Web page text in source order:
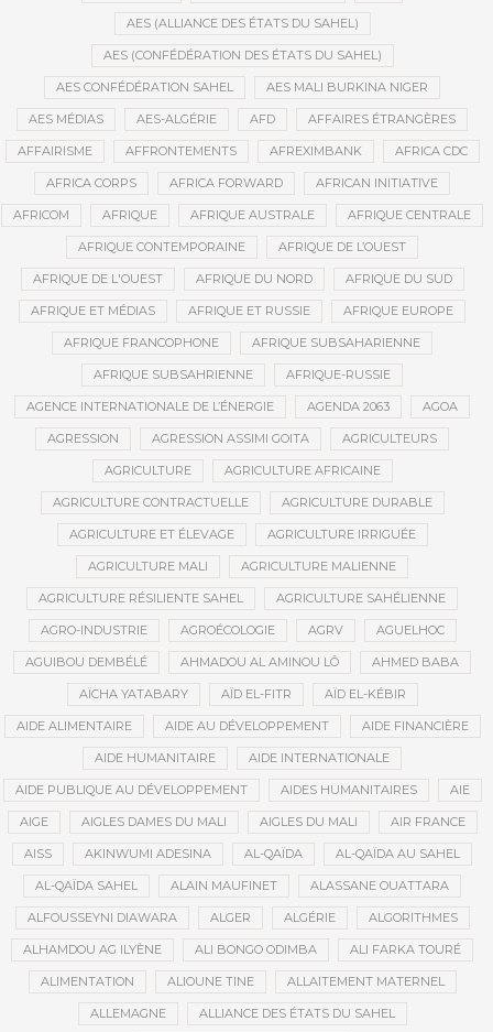
AES (ALLIANCE DES ÉTATS DU SAHEL)
AES (CONFÉDÉRATION DES ÉTATS DU SAHEL)
AES CONFÉDÉRATION SAHEL AES MALI BURKINA NIGER
AES MÉDIAS AES-ALGÉRIE AFD AFFAIRES ÉTRANGÈRES
AFFAIRISME AFFRONTEMENTS AFREXIMBANK AFRICA CDC
AFRICA CORPS AFRICA FORWARD AFRICAN INITIATIVE
AFRICOM AFRIQUE AFRIQUE AUSTRALE AFRIQUE CENTRALE
AFRIQUE CONTEMPORAINE AFRIQUE DE L’OUEST
AFRIQUE DE L'OUEST AFRIQUE DU NORD AFRIQUE DU SUD
AFRIQUE ET MÉDIAS AFRIQUE ET RUSSIE AFRIQUE EUROPE
AFRIQUE FRANCOPHONE AFRIQUE SUBSAHARIENNE
AFRIQUE SUBSAHRIENNE AFRIQUE-RUSSIE
AGENCE INTERNATIONALE DE L’ÉNERGIE AGENDA 2063 AGOA
AGRESSION AGRESSION ASSIMI GOITA AGRICULTEURS
AGRICULTURE AGRICULTURE AFRICAINE
AGRICULTURE CONTRACTUELLE AGRICULTURE DURABLE
AGRICULTURE ET ÉLEVAGE AGRICULTURE IRRIGUÉE
AGRICULTURE MALI AGRICULTURE MALIENNE
AGRICULTURE RÉSILIENTE SAHEL AGRICULTURE SAHÉLIENNE
AGRO-INDUSTRIE AGROÉCOLOGIE AGRV AGUELHOC
AGUIBOU DEMBÉLÉ AHMADOU AL AMINOU LÔ AHMED BABA
AÏCHA YATABARY AÏD EL-FITR AÏD EL-KÉBIR
AIDE ALIMENTAIRE AIDE AU DÉVELOPPEMENT AIDE FINANCIÈRE
AIDE HUMANITAIRE AIDE INTERNATIONALE
AIDE PUBLIQUE AU DÉVELOPPEMENT AIDES HUMANITAIRES AIE
AIGE AIGLES DAMES DU MALI AIGLES DU MALI AIR FRANCE
AISS AKINWUMI ADESINA AL-QAÏDA AL-QAÏDA AU SAHEL
AL-QAÏDA SAHEL ALAIN MAUFINET ALASSANE OUATTARA
ALFOUSSEYNI DIAWARA ALGER ALGÉRIE ALGORITHMES
ALHAMDOU AG ILYÈNE ALI BONGO ODIMBA ALI FARKA TOURÉ
ALIMENTATION ALIOUNE TINE ALLAITEMENT MATERNEL
ALLEMAGNE ALLIANCE DES ÉTATS DU SAHEL